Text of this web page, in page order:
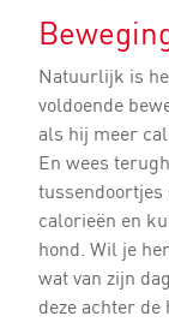
Natuurlijk is
voldoende
als hij meer
En wees
tussendoortjes
calorieën en
hond. Wil je
wat van zijn
deze achter de